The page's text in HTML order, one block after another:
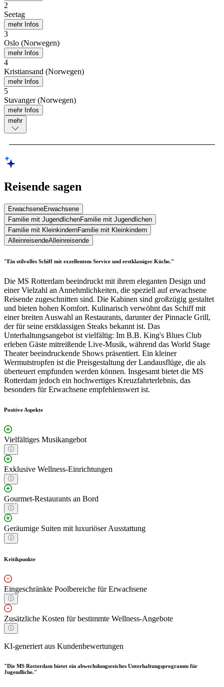
2
Seetag
mehr Infos
3
Oslo (Norwegen)
mehr Infos
4
Kristiansand (Norwegen)
mehr Infos
5
Stavanger (Norwegen)
mehr Infos
mehr
Reisende sagen
ErwachseneErwachsene
Familie mit JugendlichenFamilie mit Jugendlichen
Familie mit KleinkindernFamilie mit Kleinkindern
AlleinreisendeAlleinreisende
"Ein stilvolles Schiff mit exzellentem Service und erstklassiger Küche."
Die MS Rotterdam beeindruckt mit ihrem eleganten Design und
einer Vielzahl an Annehmlichkeiten, die speziell auf erwachsene
Reisende zugeschnitten sind. Die Kabinen sind großzügig gestaltet
und bieten hohen Komfort. Kulinarisch verwöhnt das Schiff mit
einer breiten Auswahl an Restaurants, darunter der Pinnacle Grill,
der für seine erstklassigen Steaks bekannt ist. Das
Unterhaltungsangebot ist vielfältig: Im B.B. King's Blues Club
erleben Gäste mitreißende Live-Musik, während das World Stage
Theater beeindruckende Shows präsentiert. Ein kleiner
Wermutstropfen ist die Preisgestaltung der Landausflüge, die als
überteuert empfunden werden können. Insgesamt bietet die MS
Rotterdam jedoch ein hochwertiges Kreuzfahrterlebnis, das
besonders für Erwachsene empfehlenswert ist.
Positive Aspekte
Vielfältiges Musikangebot
Exklusive Wellness-Einrichtungen
Gourmet-Restaurants an Bord
Geräumige Suiten mit luxuriöser Ausstattung
Kritikpunkte
Eingeschränkte Poolbereiche für Erwachsene
Zusätzliche Kosten für bestimmte Wellness-Angebote
KI-generiert aus Kundenbewertungen
"Die MS Rotterdam bietet ein abwechslungsreiches Unterhaltungsprogramm für
Jugendliche."